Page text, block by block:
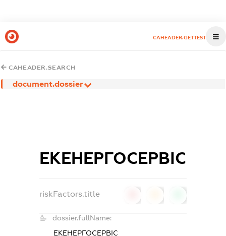
CAHEADER.GETTEST
CAHEADER.SEARCH
document.dossier
ЕКЕНЕРГОСЕРВІС
riskFactors.title
dossier.fullName:
ЕКЕНЕРГОСЕРВІС